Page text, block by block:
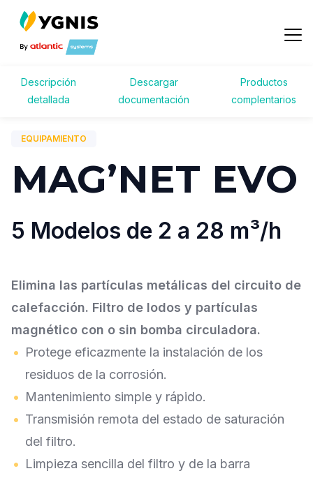
Descripción
detallada
Descargar
documentación
Productos
complentarios
Volver a productos Solicitar información
EQUIPAMIENTO
MAG’NET EVO
5 Modelos de 2 a 28 m³/h
Elimina las partículas metálicas del circuito de
calefacción. Filtro de lodos y partículas
magnético con o sin bomba circuladora.
Protege eficazmente la instalación de los
residuos de la corrosión.
Mantenimiento simple y rápido.
Transmisión remota del estado de saturación
del filtro.
Limpieza sencilla del filtro y de la barra